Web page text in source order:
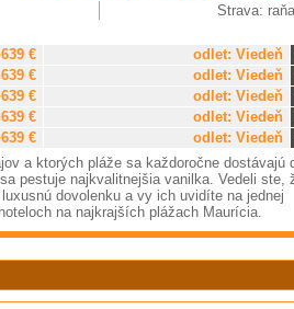
Strava:
€
odlet: Viedeň
€
odlet: Viedeň
€
odlet: Viedeň
€
odlet: Viedeň
€
odlet: Viedeň
a ktorých pláže sa každoročne dostávajú
pestuje najkvalitnejšia vanilka. Vedeli ste,
dovolenku a vy ich uvidíte na jednej
na najkrajších plážach Maurícia.